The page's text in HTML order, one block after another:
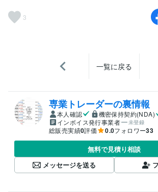
3
一覧に戻る
専業トレーダーの裏情報
本人確認
機密保持契約(NDA)
インボイス発行事業者
未登録
総販売実績0評価 0.0フォロワー33
無料で見積り相談
メッセージを送る